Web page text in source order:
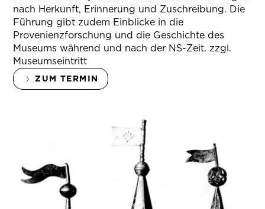
nach Herkunft, Erinnerung und Zuschreibung. Die
Führung gibt zudem Einblicke in die
Provenienzforschung und die Geschichte des
Museums während und nach der NS-Zeit. zzgl.
Museumseintritt
ZUM TERMIN